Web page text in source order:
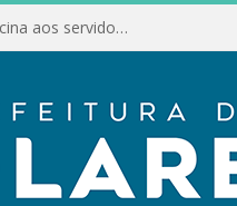
Conselho Municipal de Assistência Social realiza oficina aos servidores